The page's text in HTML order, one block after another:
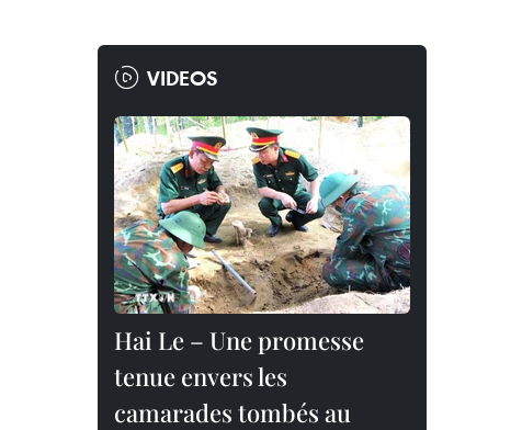
VIDEOS
Hai Le – Une promesse
tenue envers les
camarades tombés au